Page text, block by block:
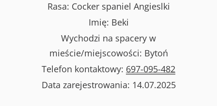
Rasa: Cocker spaniel Angieslki
Imię: Beki
Wychodzi na spacery w
mieście/miejscowości: Bytoń
Telefon kontaktowy: 697-095-482
Data zarejestrowania: 14.07.2025